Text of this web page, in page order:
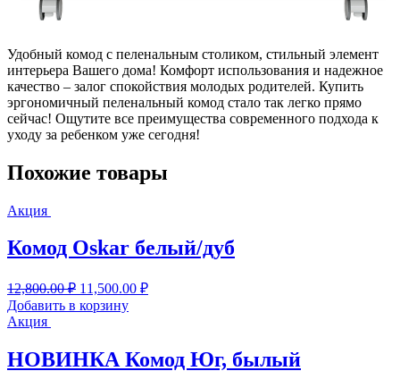
Удобный комод с пеленальным столиком, стильный элемент
интерьера Вашего дома! Комфорт использования и надежное
качество – залог спокойствия молодых родителей. Купить
эргономичный пеленальный комод стало так легко прямо
сейчас! Ощутите все преимущества современного подхода к
уходу за ребенком уже сегодня!
Похожие товары
Акция
Комод Oskar белый/дуб
12,800.00₽ Первоначальная
цена
составляла
11,500.00 ₽Текущая
Добавить в корзину
Акция
НОВИНКА Комод Юг, былый